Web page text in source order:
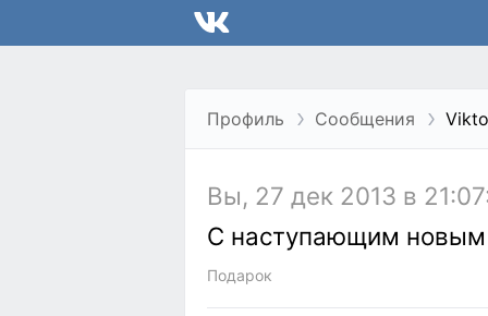
Профиль Сообщения
Вы, 27 дек 2013 в
С наступающим новым
Подарок